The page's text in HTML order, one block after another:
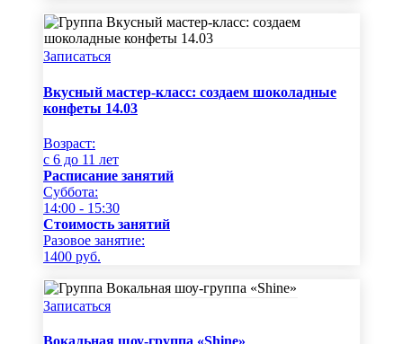
Записаться
Вкусный мастер-класс: создаем шоколадные
конфеты 14.03
Возраст:
c 6 до 11 лет
Расписание занятий
Суббота:
14:00 - 15:30
Стоимость занятий
Разовое занятие:
1400 руб.
Записаться